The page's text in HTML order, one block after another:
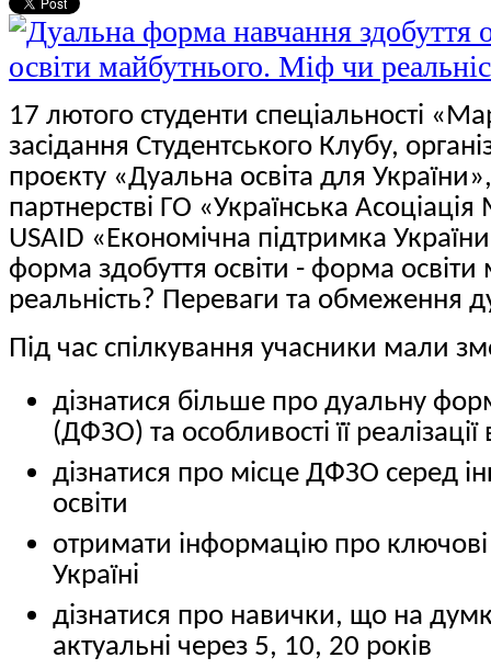
17 лютого студенти спеціальності
засідання Студентського Клубу,
проєкту «Дуальна освіта для
партнерстві ГО «Українська
USAID «Економічна підтримка
форма здобуття освіти - форма
реальність? Переваги та обмеження
Під час спілкування учасники мали
дізнатися більше про дуальну
(ДФЗО) та особливості її реалізації
дізнатися про місце ДФЗО серед
освіти
отримати інформацію про ключові
Україні
дізнатися про навички, що на
актуальні через 5, 10, 20 років